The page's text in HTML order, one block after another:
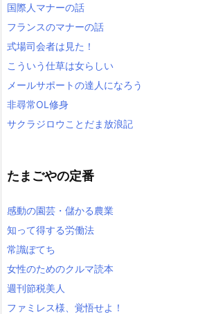
国際人マナーの話
フランスのマナーの話
式場司会者は見た！
こういう仕草は女らしい
メールサポートの達人になろう
非尋常OL修身
サクラジロウことだま放浪記
たまごやの定番
感動の園芸・儲かる農業
知って得する労働法
常識ぽてち
女性のためのクルマ読本
週刊節税美人
ファミレス様、覚悟せよ！